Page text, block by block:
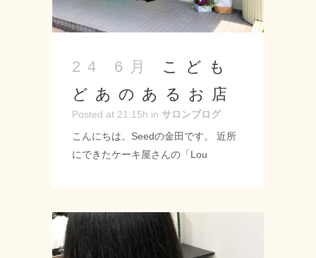
24 6月
こども
どあのあるお店
Posted at 21:15h in サロンブログ
こんにちは。Seedの金田です。 近所
にできたケーキ屋さんの「Lou
ズスペースもカワイイ( ´艸｀) ケーキ
もカワイイ( ´艸｀) カワイイ尽くめの